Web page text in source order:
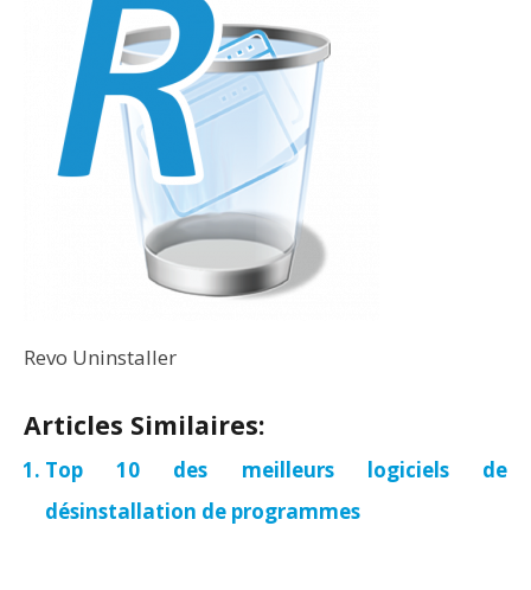
Revo Uninstaller
Articles Similaires:
Top 10 des meilleurs logiciels de
désinstallation de programmes